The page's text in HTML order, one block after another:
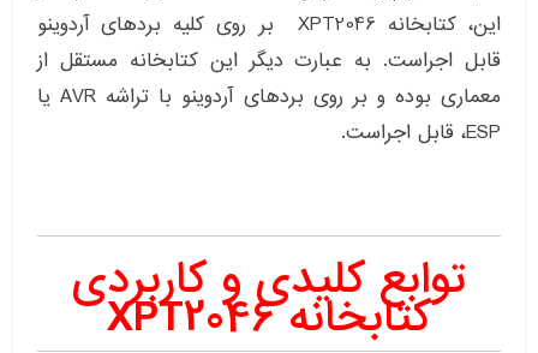
این، کتابخانه XPT2046 بر روی کلیه بردهای آردوینو
قابل اجراست. به عبارت دیگر این کتابخانه مستقل از
معماری بوده و بر روی بردهای آردوینو با تراشه AVR یا
ESP، قابل اجراست.
توابع کلیدی و کاربردی
کتابخانه XPT2046